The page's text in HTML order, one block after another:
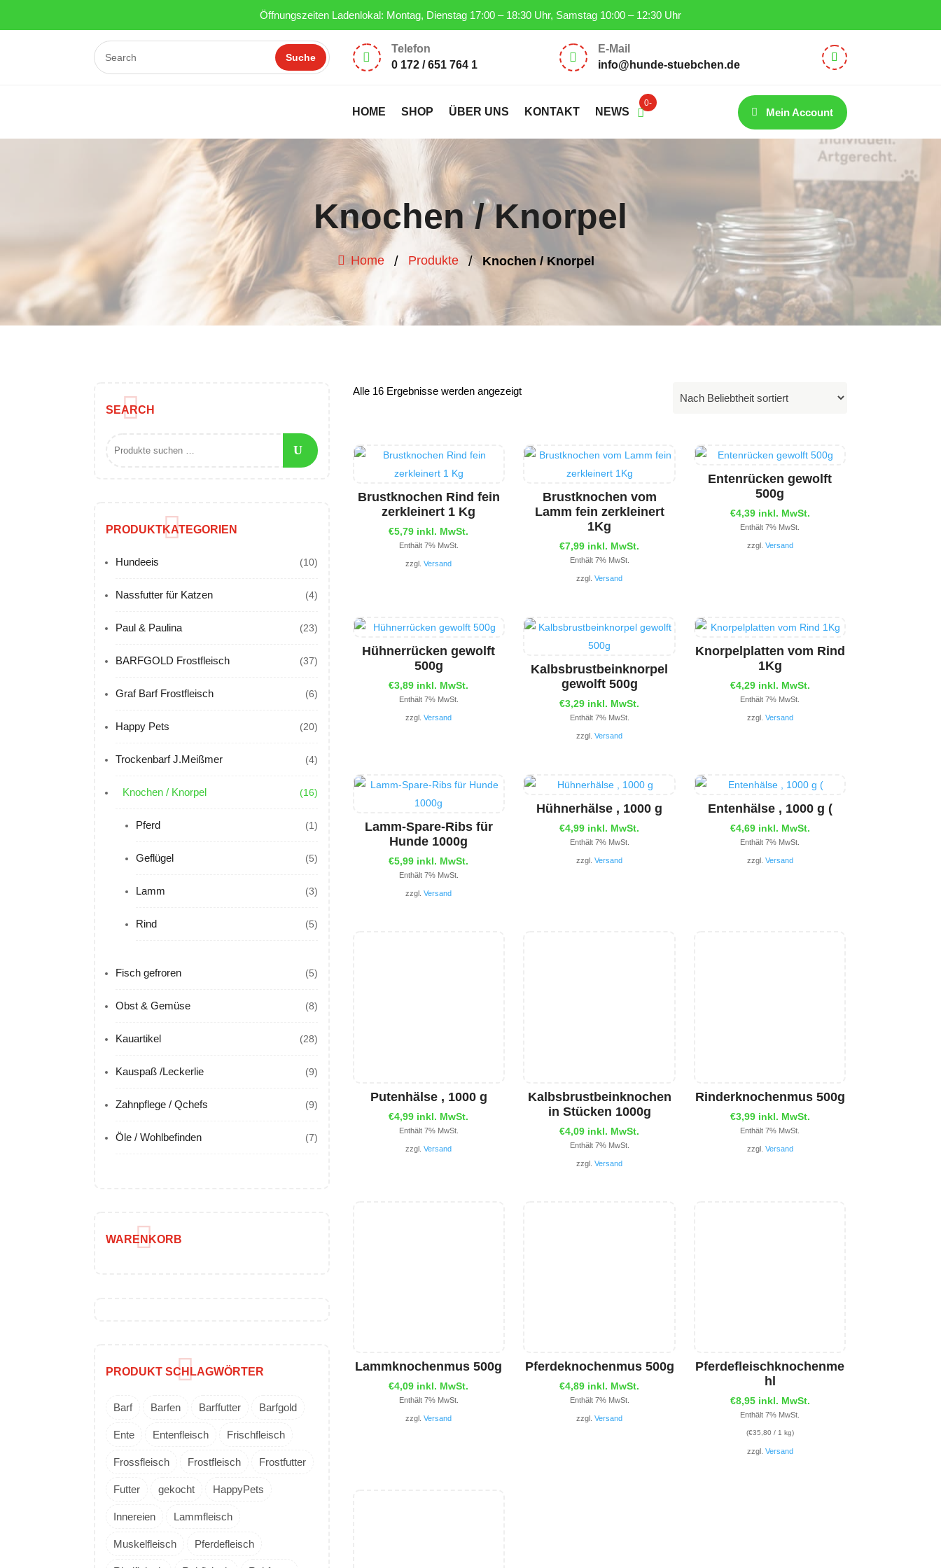
Öffnungszeiten Ladenlokal: Montag, Dienstag 17:00 – 18:30 Uhr, Samstag 10:00 – 12:30 Uhr

Telefon
0 172 / 651 764 1

E-Mail
info@hunde-stuebchen.de
HOME SHOP ÜBER UNS KONTAKT NEWS
0-
el
Mein Account
Knochen / Knorpel
Home / Produkte / Knochen / Knorpel
SEARCH
PRODUKTKATEGORIEN
Hundeeis (10)
Nassfutter für Katzen (4)
Paul & Paulina (23)
BARFGOLD Frostfleisch (37)
Graf Barf Frostfleisch (6)
Happy Pets (20)
Trockenbarf J.Meißmer (4)
Knochen / Knorpel (16)
Pferd (1)
Geflügel (5)
Lamm (3)
Rind (5)
Fisch gefroren (5)
Obst & Gemüse (8)
Kauartikel (28)
Kauspaß /Leckerlie (9)
Zahnpflege / Qchefs (9)
Öle / Wohlbefinden (7)
WARENKORB
PRODUKT SCHLAGWÖRTER
Barf Barfen Barffutter Barfgold
Ente Entenfleisch Frischfleisch
Frossfleisch Frostfleisch Frostfutter
Futter gekocht HappyPets
Innereien Lammfleisch
Muskelfleisch Pferdefleisch
Alle 16 Ergebnisse werden angezeigt
Brustknochen Rind fein
zerkleinert 1 Kg
€5,79 inkl. MwSt.
Enthält 7% MwSt.
zzgl.Versand
Brustknochen vom
Lamm fein zerkleinert
1Kg
€7,99 inkl. MwSt.
Enthält 7% MwSt.
zzgl.Versand
Entenrücken gewolft
500g
€4,39 inkl. MwSt.
Enthält 7% MwSt.
zzgl. Versand
Hühnerrücken gewolft
500g
€3,89 inkl. MwSt.
Enthält 7% MwSt.
zzgl.Versand
Kalbsbrustbeinknorpel
gewolft 500g
€3,29 inkl. MwSt.
Enthält 7% MwSt.
zzgl.Versand
Knorpelplatten vom Rind
1Kg
€4,29 inkl. MwSt.
Enthält 7% MwSt.
zzgl. Versand
Lamm-Spare-Ribs für
Hunde 1000g
€5,99 inkl. MwSt.
Enthält 7% MwSt.
zzgl.Versand
Hühnerhälse , 1000 g
€4,99 inkl. MwSt.
Enthält 7% MwSt.
zzgl.Versand
Entenhälse , 1000 g (
€4,69 inkl. MwSt.
Enthält 7% MwSt.
zzgl. Versand
Putenhälse , 1000 g
€4,99 inkl. MwSt.
Enthält 7% MwSt.
zzgl.Versand
Kalbsbrustbeinknochen
in Stücken 1000g
€4,09 inkl. MwSt.
Enthält 7% MwSt.
zzgl.Versand
Rinderknochenmus 500g
€3,99 inkl. MwSt.
Enthält 7% MwSt.
zzgl. Versand
Lammknochenmus 500g
€4,09 inkl. MwSt.
Enthält 7% MwSt.
zzgl.Versand
Pferdeknochenmus 500g
€4,89 inkl. MwSt.
Enthält 7% MwSt.
zzgl.Versand
Pferdefleischknochenme
hl
€8,95 inkl. MwSt.
Enthält 7% MwSt.
(€35,80 / 1 kg)
zzgl. Versand